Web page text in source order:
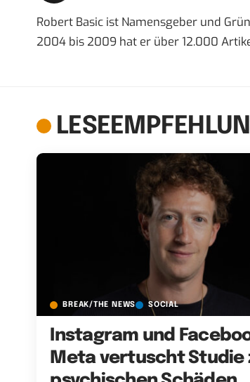
Robert Basic ist Namensgeber und
2004 bis 2009 hat er über 12.000
BREAK/THE NEWS SOCIAL
Instagram und
Meta vertuscht Studie